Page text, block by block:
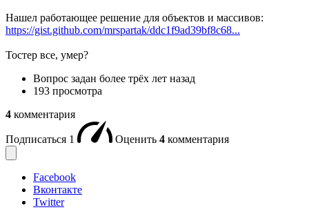
Нашел работающее решение для объектов и массивов:
https://gist.github.com/mrspartak/ddc1f9ad39bf8c68...
Тостер все, умер?
Вопрос задан более трёх лет назад
193 просмотра
4 комментария
Подписаться 1 Оценить 4 комментария
Facebook
Вконтакте
Twitter